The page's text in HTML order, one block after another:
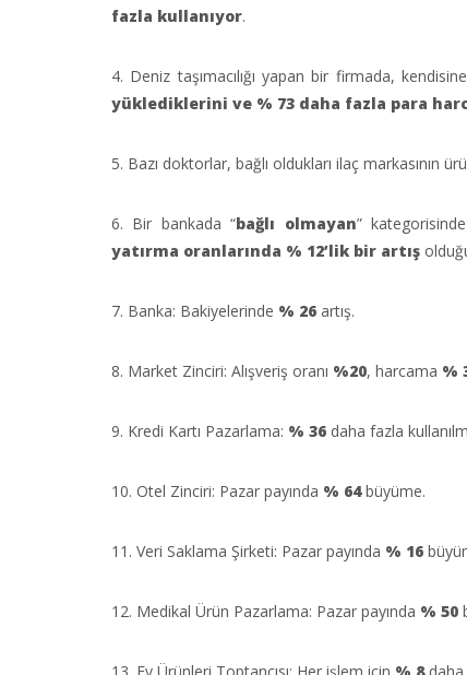
fazla kullanıyor.
4. Deniz taşımacılığı yapan bir firmada,
yüklediklerini ve % 73 daha fazla para
5. Bazı doktorlar, bağlı oldukları ilaç markasının
6. Bir bankada “bağlı olmayan”
yatırma oranlarında % 12’lik bir artış
7. Banka: Bakiyelerinde % 26 artış.
8. Market Zinciri: Alışveriş oranı %20, harcama %
9. Kredi Kartı Pazarlama: % 36 daha fazla
10. Otel Zinciri: Pazar payında % 64büyüme.
11. Veri Saklama Şirketi: Pazar payında % 16
12. Medikal Ürün Pazarlama: Pazar payında % 50